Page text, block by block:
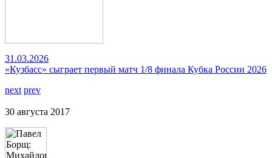
31.03.2026
«Кузбасс» сыграет первый матч 1/8 финала Кубка России 2026
next prev
30 августа 2017